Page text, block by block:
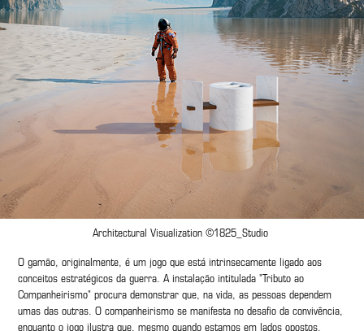
Architectural Visualization ©1825_Studio
O gamão, originalmente, é um jogo que está intrinsecamente ligado aos
conceitos estratégicos da guerra. A instalação intitulada "Tributo ao
Companheirismo" procura demonstrar que, na vida, as pessoas dependem
umas das outras. O companheirismo se manifesta no desafio da convivência,
enquanto o jogo ilustra que, mesmo quando estamos em lados opostos,